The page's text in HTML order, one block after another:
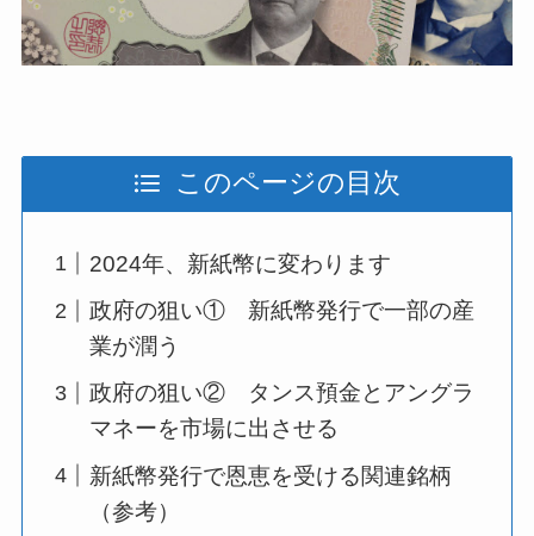
このページの目次
2024年、新紙幣に変わります
政府の狙い① 新紙幣発行で一部の産
業が潤う
政府の狙い② タンス預金とアングラ
マネーを市場に出させる
新紙幣発行で恩恵を受ける関連銘柄
（参考）